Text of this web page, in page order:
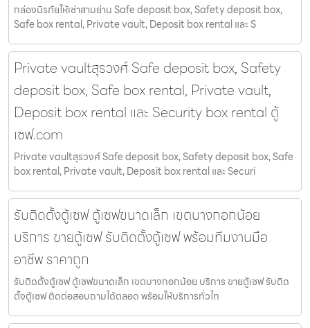
กล่องนิรภัยให้เช่าสามย่าน Safe deposit box, Safety deposit box,
Safe box rental, Private vault, Deposit box rental และ S
Private vaultสุรวงศ์ Safe deposit box, Safety
deposit box, Safe box rental, Private vault,
Deposit box rental และ Security box rental ตู้
เซฟ.com
Private vaultสุรวงศ์ Safe deposit box, Safety deposit box, Safe
box rental, Private vault, Deposit box rental และ Securi
รับติดตั้งตู้เซฟ ตู้เซฟขนาดเล็ก เขตบางกอกน้อย
บริการ ขายตู้เซฟ รับติดตั้งตู้เซฟ พร้อมทีมงานมือ
อาชีพ ราคาถูก
รับติดตั้งตู้เซฟ ตู้เซฟขนาดเล็ก เขตบางกอกน้อย บริการ ขายตู้เซฟ รับติด
ตั้งตู้เซฟ ติดต่อสอบถามได้ตลอด พร้อมให้บริการทั่วไท